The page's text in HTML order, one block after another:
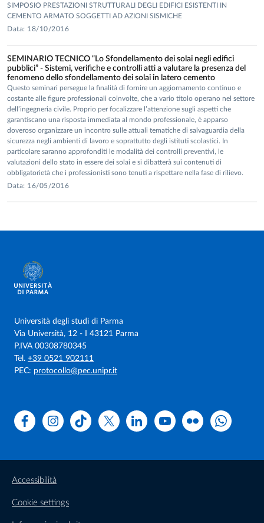
SIMPOSIO PRESTAZIONI STRUTTURALI DEGLI EDIFICI ESISTENTI IN
CEMENTO ARMATO SOGGETTI AD AZIONI SISMICHE
Data: 18/10/2016
SEMINARIO TECNICO “Lo Sfondellamento dei solai negli edifici
pubblici” - Sistemi, verifiche e controlli atti a valutare la presenza del
fenomeno dello sfondellamento dei solai in latero cemento
Questo seminari persegue la finalità di fornire un aggiornamento continuo e
costante alle figure professionali coinvolte, che a vario titolo operano nel settore
dell’ingegneria civile. Proprio per focalizzare l’attenzione sugli aspetti che
garantiscano una risposta immediata al mondo professionale, è apparso
doveroso organizzare un incontro sulle attuali tematiche di salvaguardia della
sicurezza negli ambienti di lavoro e soprattutto degli istituti scolastici. In
particolare saranno approfonditi le modalità dei controlli preventivi, le
valutazioni dello stato in essere dei solai e si dibatterà sui contenuti di
obbligatorietà che i professionisti sono tenuti a rispettare nella fase di rilievo.
Data: 16/05/2016
Università degli studi di Parma
Via Università, 12 - I 43121 Parma
P.IVA 00308780345
Tel. +39 0521 902111
PEC: protocollo@pec.unipr.it
FacebookInstagramTikTok X LinkedinYoutubeFlickr
Accessibilità
Cookie settings